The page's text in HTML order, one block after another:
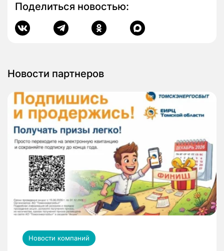
Поделиться новостью:
Новости партнеров
Новости компаний